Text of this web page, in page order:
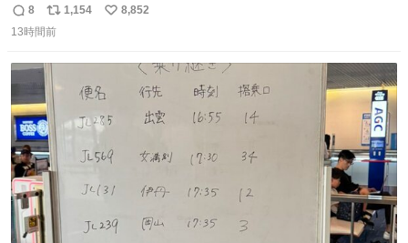
かわタロットでも恋人・女帝・女教皇あたりは性別を意識
させないように描かれてるんだよね。かなり徹底している
返
信
8
リ
ポ
ト
数
1,154
い
8,852
13時間前